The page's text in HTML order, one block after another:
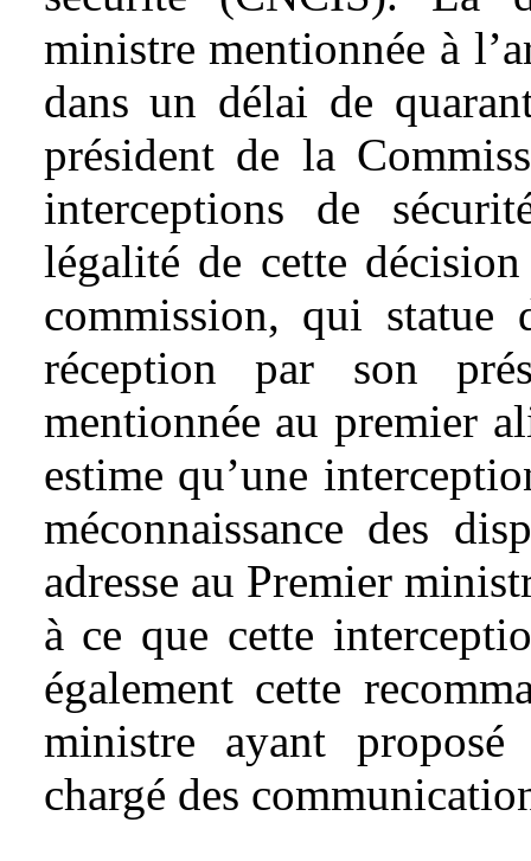
ministre mentionnée à
dans un délai de
président de la
interceptions de
légalité de cette
commission, qui statue
réception par son
mentionnée au premier
estime qu’une
méconnaissance des
adresse au Premier
à ce que cette
également cette
ministre ayant
chargé des